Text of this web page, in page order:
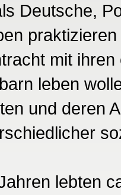
Deutsche,
mit
leben
und deren
lebten